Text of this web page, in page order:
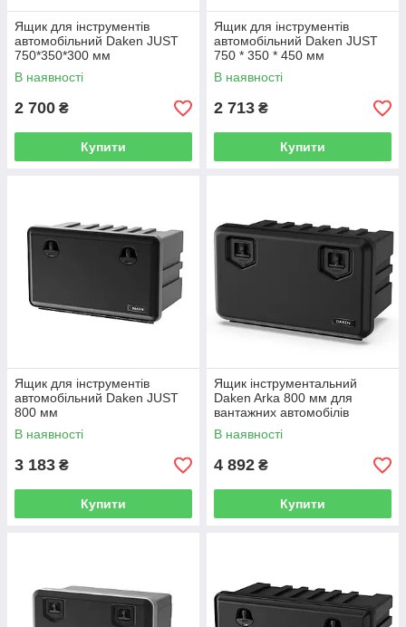
Ящик для інструментів
автомобільний Daken JUST
750*350*300 мм
В наявності
2 700 ₴
Купити
Ящик для інструментів
автомобільний Daken JUST
750 * 350 * 450 мм
В наявності
2 713 ₴
Купити
Ящик для інструментів
автомобільний Daken JUST
800 мм
В наявності
3 183 ₴
Купити
Ящик інструментальний
Daken Arka 800 мм для
вантажних автомобілів
В наявності
4 892 ₴
Купити